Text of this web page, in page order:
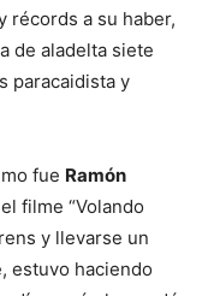
récords a su haber,
de aladelta siete
paracaidista y
fue Ramón
filme “Volando
y llevarse un
estuvo haciendo